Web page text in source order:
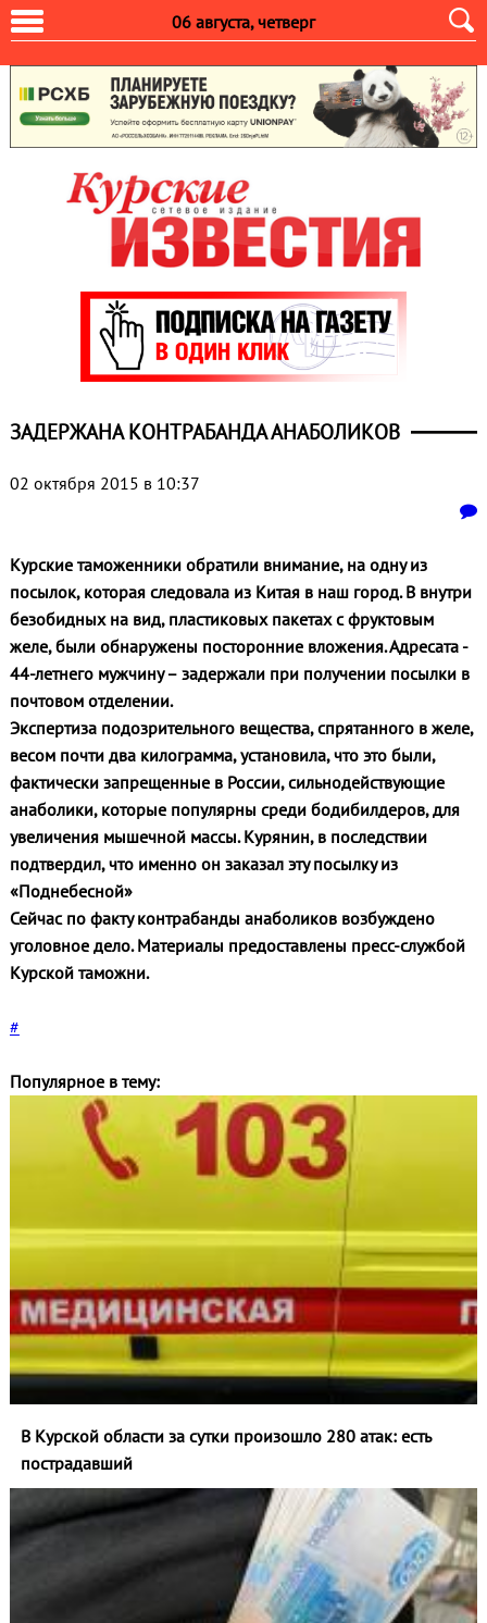
06 августа, четверг
ЗАДЕРЖАНА КОНТРАБАНДА АНАБОЛИКОВ
02 октября 2015 в 10:37
Курские таможенники обратили внимание, на одну из
посылок, которая следовала из Китая в наш город. В внутри
безобидных на вид, пластиковых пакетах с фруктовым
желе, были обнаружены посторонние вложения. Адресата -
44-летнего мужчину – задержали при получении посылки в
почтовом отделении.
Экспертиза подозрительного вещества, спрятанного в желе,
весом почти два килограмма, установила, что это были,
фактически запрещенные в России, сильнодействующие
анаболики, которые популярны среди бодибилдеров, для
увеличения мышечной массы. Курянин, в последствии
подтвердил, что именно он заказал эту посылку из
«Поднебесной»
Сейчас по факту контрабанды анаболиков возбуждено
уголовное дело. Материалы предоставлены пресс-службой
Курской таможни.
#
Популярное в тему:
В Курской области за сутки произошло 280 атак: есть
пострадавший